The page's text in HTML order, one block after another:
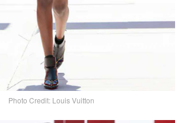
Photo Credit: Louis Vuitton